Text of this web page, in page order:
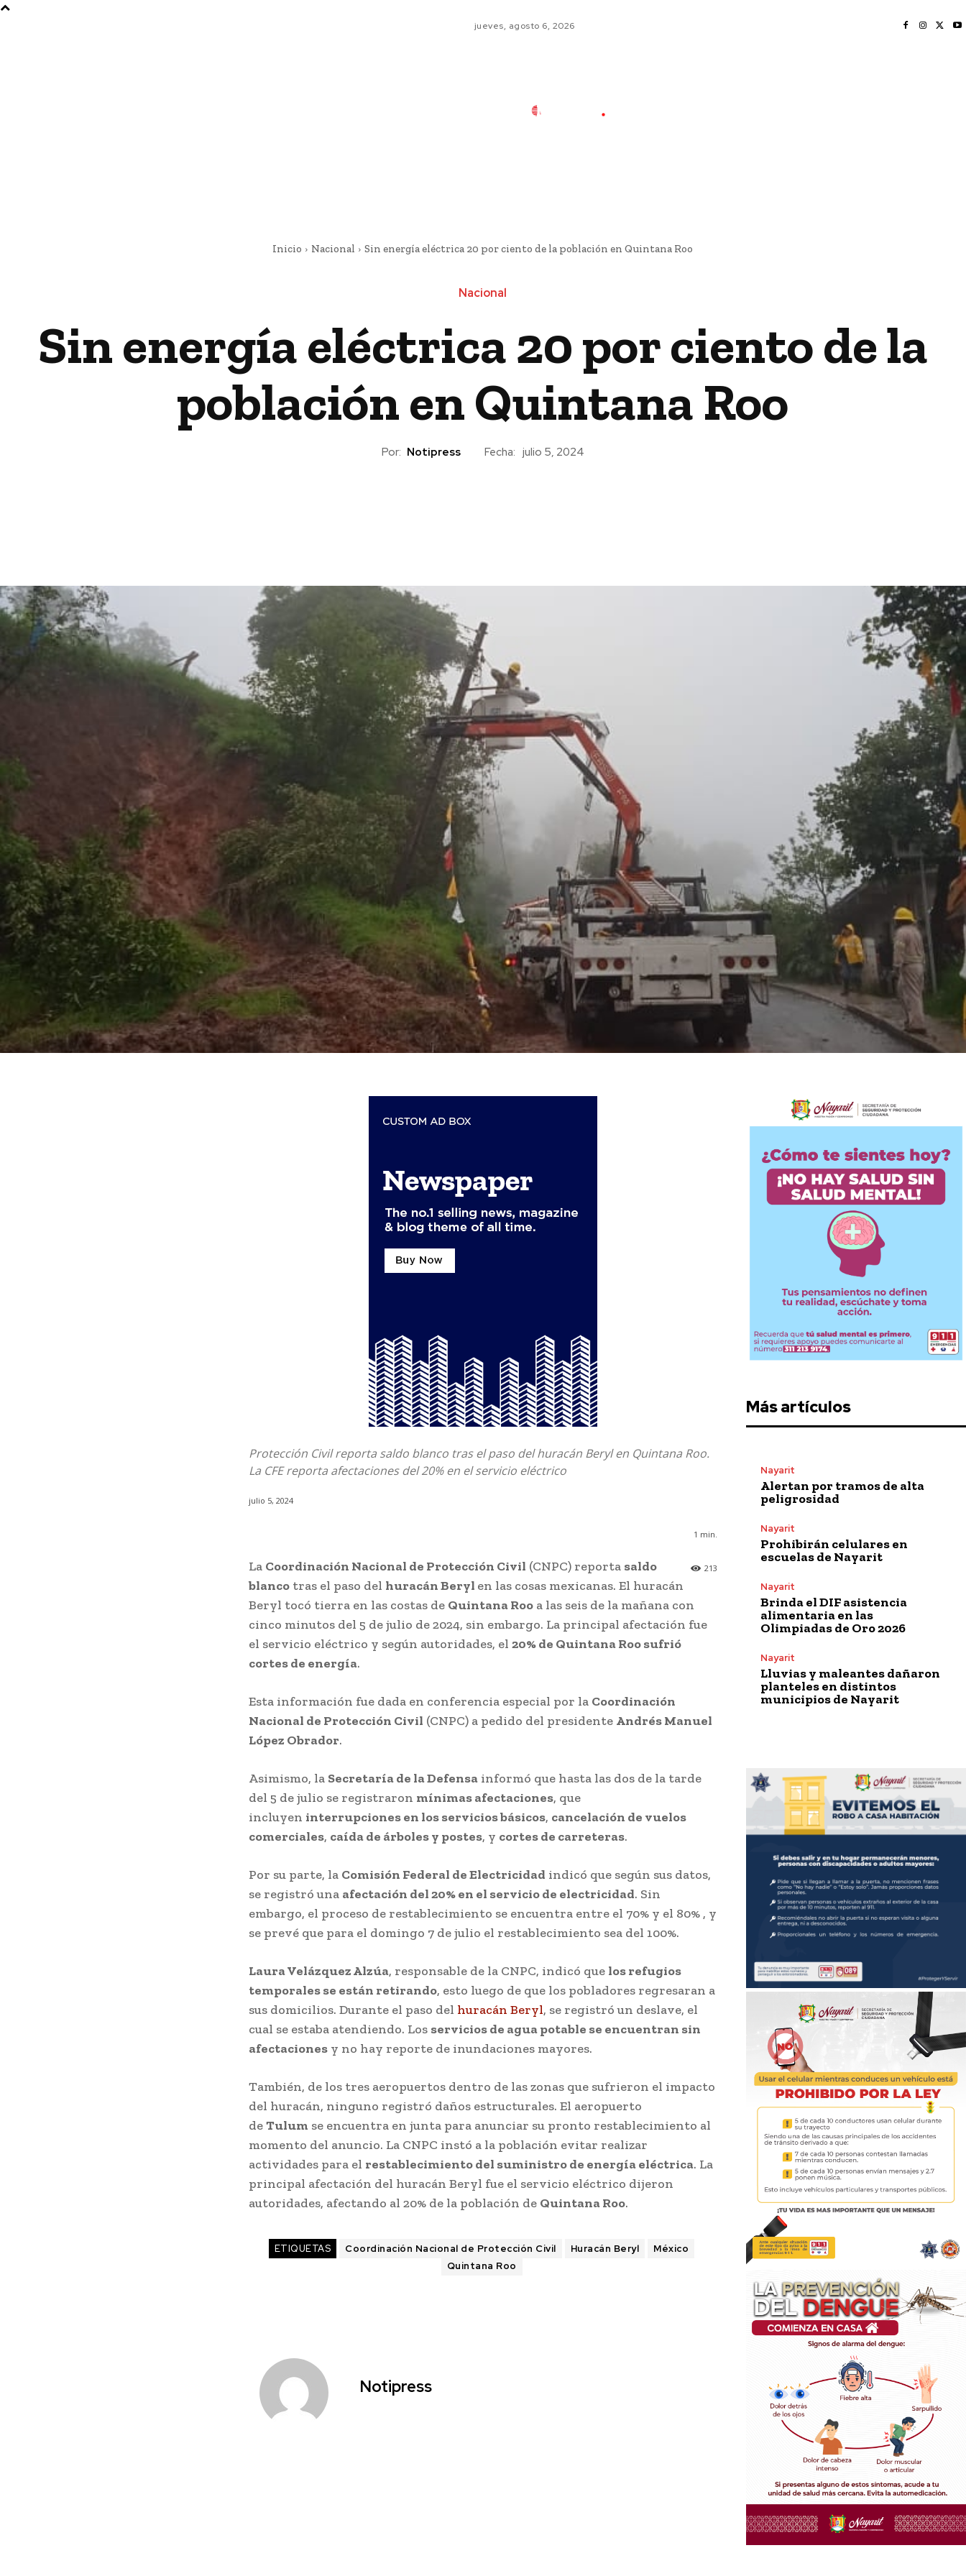
jueves, agosto 6, 2026
Inicio Nacional Sin energía eléctrica 20 por ciento de la población en Quintana Roo
Nacional
Sin energía eléctrica 20 por ciento de la
población en Quintana Roo
Por: Notipress Fecha: julio 5, 2024
Protección Civil reporta saldo blanco tras el paso del huracán Beryl en Quintana Roo.
La CFE reporta afectaciones del 20% en el servicio eléctrico
julio 5, 2024
1 min.
213
La Coordinación Nacional de Protección Civil (CNPC) reporta saldo
blanco tras el paso del huracán Beryl en las cosas mexicanas. El huracán
Beryl tocó tierra en las costas de Quintana Roo a las seis de la mañana con
cinco minutos del 5 de julio de 2024, sin embargo. La principal afectación fue
el servicio eléctrico y según autoridades, el 20% de Quintana Roo sufrió
cortes de energía.
Esta información fue dada en conferencia especial por la Coordinación
Nacional de Protección Civil (CNPC) a pedido del presidente Andrés Manuel
López Obrador.
Asimismo, la Secretaría de la Defensa informó que hasta las dos de la tarde
del 5 de julio se registraron mínimas afectaciones, que
incluyen interrupciones en los servicios básicos, cancelación de vuelos
comerciales, caída de árboles y postes, y cortes de carreteras.
Por su parte, la Comisión Federal de Electricidad indicó que según sus datos,
se registró una afectación del 20% en el servicio de electricidad. Sin
embargo, el proceso de restablecimiento se encuentra entre el 70% y el 80% , y
se prevé que para el domingo 7 de julio el restablecimiento sea del 100%.
Laura Velázquez Alzúa, responsable de la CNPC, indicó que los refugios
temporales se están retirando, esto luego de que los pobladores regresaran a
sus domicilios. Durante el paso del huracán Beryl, se registró un deslave, el
cual se estaba atendiendo. Los servicios de agua potable se encuentran sin
afectaciones y no hay reporte de inundaciones mayores.
También, de los tres aeropuertos dentro de las zonas que sufrieron el impacto
del huracán, ninguno registró daños estructurales. El aeropuerto
deTulum se encuentra en junta para anunciar su pronto restablecimiento al
momento del anuncio. La CNPC instó a la población evitar realizar
actividades para el restablecimiento del suministro de energía eléctrica. La
principal afectación del huracán Beryl fue el servicio eléctrico dijeron
autoridades, afectando al 20% de la población de Quintana Roo.
ETIQUETAS Coordinación Nacional de Protección Civil Huracán Beryl
México
Quintana Roo
Notipress
Más artículos
Nayarit
Alertan por tramos de alta
peligrosidad
Nayarit
Prohibirán celulares en
escuelas de Nayarit
Nayarit
Brinda el DIF asistencia
alimentaria en las
Olimpiadas de Oro 2026
Nayarit
Lluvias y maleantes dañaron
planteles en distintos
municipios de Nayarit